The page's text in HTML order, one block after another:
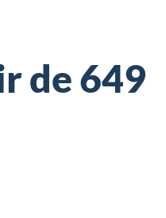
de 649